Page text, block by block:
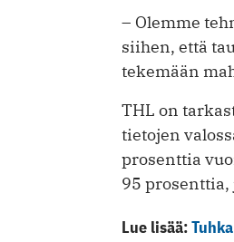
– Olemme
siihen, että
tekemään
THL on
tietojen
prosenttia
95
Lue lisää: